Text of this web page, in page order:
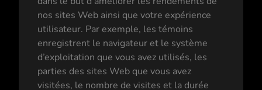
nos sites Web ainsi que votre expérience
utilisateur. Par exemple, les témoins
enregistrent le navigateur et le système
d’exploitation que vous avez utilisés, les
parties des sites Web que vous avez
visitées, le nombre de visites et la durée